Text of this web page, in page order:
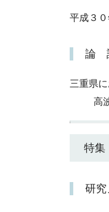
平成３
論
三重県
高
特集
研究